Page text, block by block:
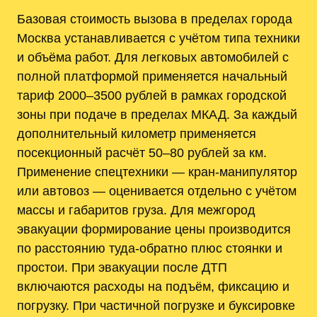
Базовая стоимость вызова в пределах города
Москва устанавливается с учётом типа техники
и объёма работ. Для легковых автомобилей с
полной платформой применяется начальный
тариф 2000–3500 рублей в рамках городской
зоны при подаче в пределах МКАД. За каждый
дополнительный километр применяется
посекционный расчёт 50–80 рублей за км.
Применение спецтехники — кран‑манипулятор
или автовоз — оценивается отдельно с учётом
массы и габаритов груза. Для межгород
эвакуации формирование цены производится
по расстоянию туда‑обратно плюс стоянки и
простои. При эвакуации после ДТП
включаются расходы на подъём, фиксацию и
погрузку. При частичной погрузке и буксировке